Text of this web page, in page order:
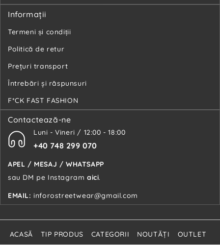
Informaţii
Termeni și condiții
Politică de retur
Preţuri transport
Întrebări şi răspunsuri
F*CK FAST FASHION
Contactează-ne
Luni - Vineri / 12:00 - 18:00
+40 748 299 070
APEL / MESAJ / WHATSAPP
sau DM pe Instagram aici.
EMAIL: inforostreetwear@gmail.com
ACASĂ TIP PRODUS CATEGORII NOUTĂŢI
OUTLET